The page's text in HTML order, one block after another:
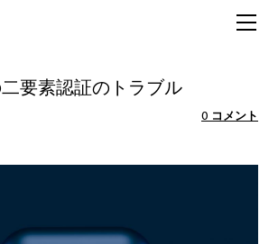
要素認証のトラブル
0 コメント
POLITICS